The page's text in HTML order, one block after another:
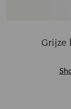
Grijze